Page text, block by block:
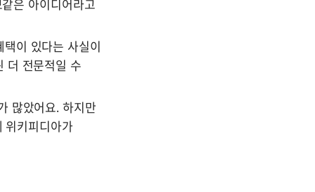
은 아이디어라고
이 있다는 사실이
더 전문적일 수
많았어요. 하지만
위키피디아가